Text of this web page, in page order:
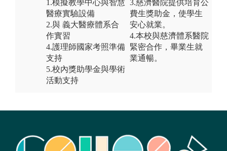
1.模擬教學中心與智慧
醫療實驗設備
2.與 義大醫療體系合
作實習
4.護理師國家考照準備
支持
5.校內獎助學金與學術
活動支持
3.慈濟醫院提供培育公
費生獎助金，使學生
安心就業。
4.本校與慈濟體系醫院
緊密合作，畢業生就
業通暢。